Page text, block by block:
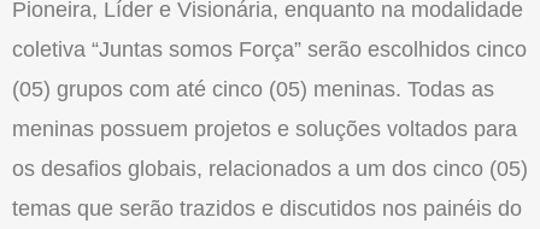
Pioneira, Líder e Visionária, enquanto na modalidade
coletiva “Juntas somos Força” serão escolhidos cinco
(05) grupos com até cinco (05) meninas. Todas as
meninas possuem projetos e soluções voltados para
os desafios globais, relacionados a um dos cinco (05)
temas que serão trazidos e discutidos nos painéis do